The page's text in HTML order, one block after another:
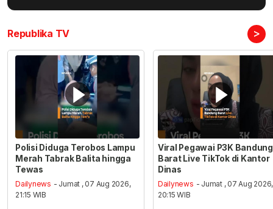
Republika TV >
Polisi Diduga Terobos Lampu
Merah Tabrak Balita hingga
Tewas
Dailynews - Jumat , 07 Aug 2026,
21:15 WIB
Viral Pegawai P3K Bandung
Barat Live TikTok di Kantor
Dinas
Dailynews - Jumat , 07 Aug 2026,
20:15 WIB